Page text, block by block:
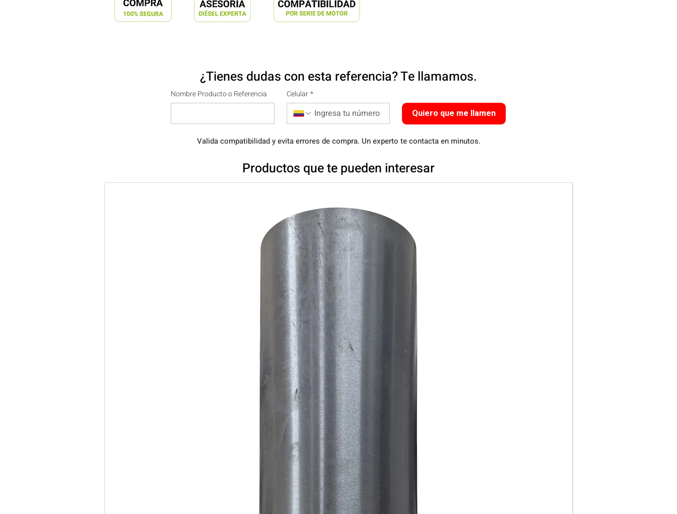
¿Tienes dudas con esta referencia? Te llamamos.
Nombre Producto o Referencia Celular *
Quiero que me llamen
Valida compatibilidad y evita errores de compra. Un experto te contacta en minutos.
Productos que te pueden interesar